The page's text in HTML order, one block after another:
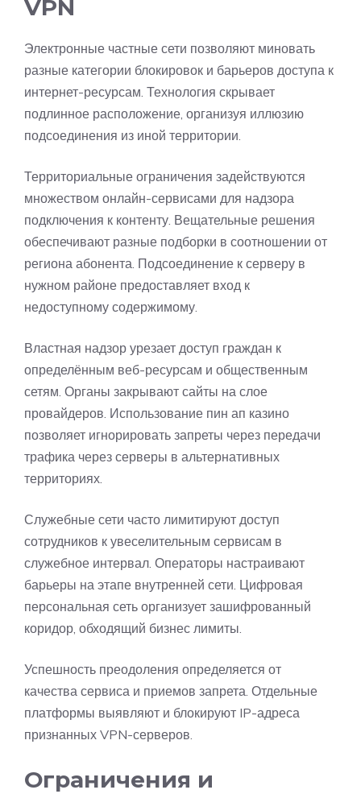
VPN
Электронные частные сети позволяют миновать
разные категории блокировок и барьеров доступа к
интернет-ресурсам. Технология скрывает
подлинное расположение, организуя иллюзию
подсоединения из иной территории.
Территориальные ограничения задействуются
множеством онлайн-сервисами для надзора
подключения к контенту. Вещательные решения
обеспечивают разные подборки в соотношении от
региона абонента. Подсоединение к серверу в
нужном районе предоставляет вход к
недоступному содержимому.
Властная надзор урезает доступ граждан к
определённым веб-ресурсам и общественным
сетям. Органы закрывают сайты на слое
провайдеров. Использование пин ап казино
позволяет игнорировать запреты через передачи
трафика через серверы в альтернативных
территориях.
Служебные сети часто лимитируют доступ
сотрудников к увеселительным сервисам в
служебное интервал. Операторы настраивают
барьеры на этапе внутренней сети. Цифровая
персональная сеть организует зашифрованный
коридор, обходящий бизнес лимиты.
Успешность преодоления определяется от
качества сервиса и приемов запрета. Отдельные
платформы выявляют и блокируют IP-адреса
признанных VPN-серверов.
Ограничения и